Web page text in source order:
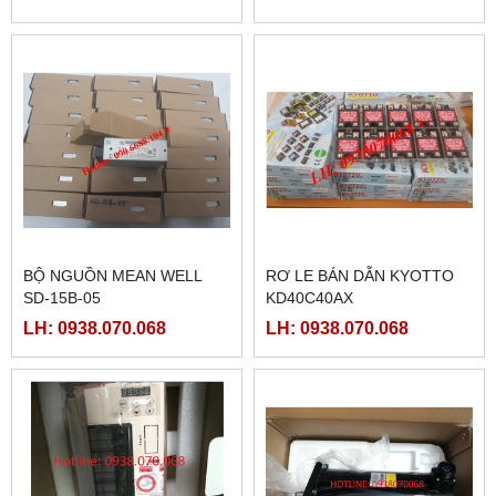
BỘ NGUỒN MEAN WELL
SD-15B-05
LH: 0938.070.068
RƠ LE BÁN DẪN KYOTTO
KD40C40AX
LH: 0938.070.068